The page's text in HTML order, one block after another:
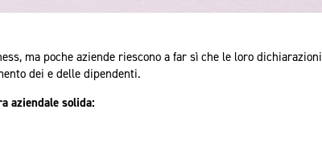
ma poche aziende riescono a far sì che le loro dichiarazioni
dei e delle dipendenti.
aziendale solida: